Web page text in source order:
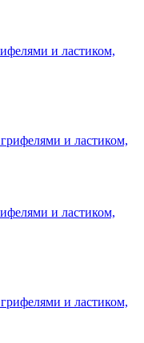
и ластиком,
и ластиком,